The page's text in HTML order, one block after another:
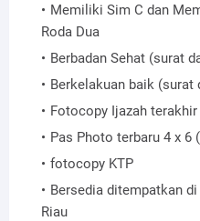
Memiliki Sim C dan
Roda Dua
Berbadan Sehat (surat
Berkelakuan baik (surat
Fotocopy Ijazah terakhir
Pas Photo terbaru 4 x 6
fotocopy KTP
Bersedia ditempatkan
Riau